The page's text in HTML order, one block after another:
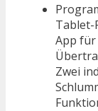
Tablet-
App für
Zwei